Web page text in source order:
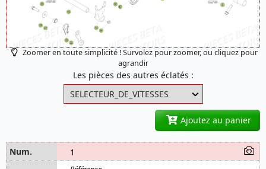
Zoomer en toute simplicité ! Survolez pour zoomer, ou cliquez pour
agrandir
Les pièces des autres éclatés :
Ajoutez au panier
1